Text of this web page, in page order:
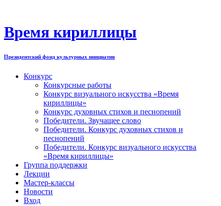
содержимому
Время кириллицы
Президентский фонд культурных инициатив
Конкурс
Конкурсные работы
Конкурс визуального искусства «Время
кириллицы»
Конкурс духовных стихов и песнопений
Победители. Звучащее слово
Победители. Конкурс духовных стихов и
песнопений
Победители. Конкурс визуального искусства
«Время кириллицы»
Группа поддержки
Лекции
Мастер-классы
Новости
Вход